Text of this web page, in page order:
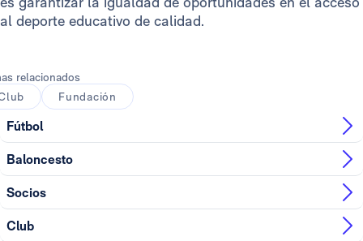
al deporte educativo de calidad.
relacionados
Fundación
Fútbol
Baloncesto
Socios
Club